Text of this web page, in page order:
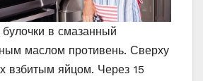
в смазанный
маслом противень. Сверху
взбитым яйцом. Через 15